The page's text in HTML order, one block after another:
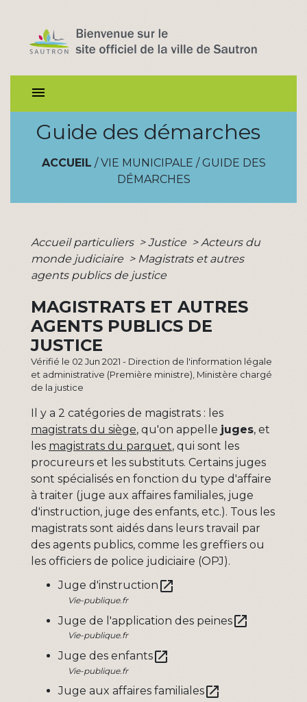
menu
Guide des démarches
ACCUEIL / VIE MUNICIPALE / GUIDE DES
DÉMARCHES
Accueil particuliers > Justice > Acteurs du
monde judiciaire > Magistrats et autres
agents publics de justice
MAGISTRATS ET AUTRES
AGENTS PUBLICS DE
JUSTICE
Vérifié le 02 Jun 2021 - Direction de l'information légale
et administrative (Première ministre), Ministère chargé
de la justice
Il y a 2 catégories de magistrats : les
magistrats du siège, qu'on appelle juges, et
les magistrats du parquet, qui sont les
procureurs et les substituts. Certains juges
sont spécialisés en fonction du type d'affaire
à traiter (juge aux affaires familiales, juge
d'instruction, juge des enfants, etc.). Tous les
magistrats sont aidés dans leurs travail par
des agents publics, comme les greffiers ou
les officiers de police judiciaire (OPJ).
Juge d'instruction open_in_new
Vie-publique.fr
Juge de l'application des peinesopen_in_new
Vie-publique.fr
Juge des enfantsopen_in_new
Vie-publique.fr
Juge aux affaires familialesopen_in_new